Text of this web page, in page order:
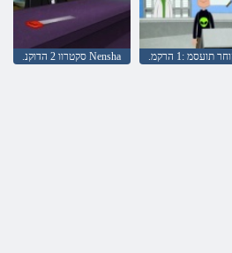
.סקטרוו 2 הדוקנ Nensha